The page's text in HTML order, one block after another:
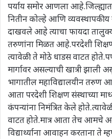
पर्याय समोर आणला
नितीन कोल्हे आणि
दाखवले आहे त्याचा फायदा
तरुणांना मिळत आहे.परदेशी
त्यावेळी ते मोठे धाडस वाटत
मार्गावर असल्याची खात्री झाली
भागातील महाविद्यालयीन
आता परदेशी शिक्षण संस्थाच्या
कंपन्यांना निमंत्रित केले
वाटत होते.मात्र आता तेच आमचे
विद्यार्थ्याना आवाहन करताना ते